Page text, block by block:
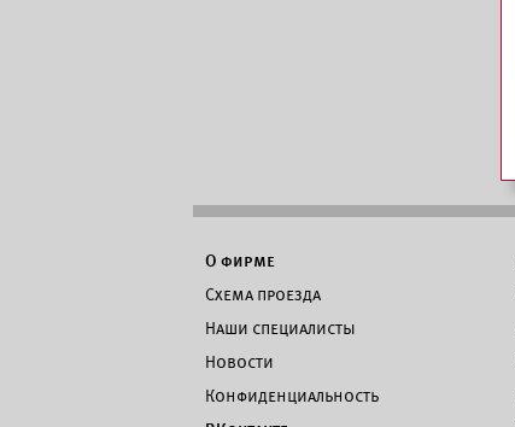
О фирме
Схема проезда
Наши специалисты
Новости
Конфиденциальность